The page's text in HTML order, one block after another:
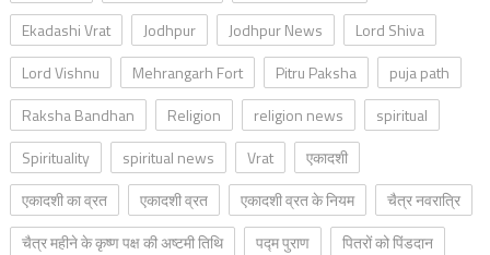
Ekadashi Vrat
Jodhpur Jodhpur News
Lord Shiva
Lord Vishnu
Mehrangarh Fort Pitru Paksha
puja path
Raksha Bandhan
Religion religion news
spiritual
Spirituality
spiritual news Vrat
एकादशी
एकादशी का व्रत
एकादशी व्रत एकादशी व्रत के नियम
चैत्र नवरात्रि
चैत्र महीने के कृष्ण पक्ष की अष्टमी तिथि
पद्म पुराण
पितरों को पिंडदान